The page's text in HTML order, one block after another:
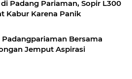
Padang Pariaman, Sopir L300
Kabur Karena Panik
Bersama
Jemput Aspirasi